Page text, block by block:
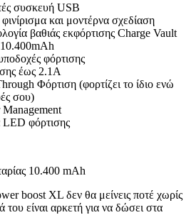
συσκευή USB
και μοντέρνα σχεδίαση
βαθιάς εκφόρτισης Charge Vault
10.400mAh
φόρτισης
έως 2.1A
Φόρτιση (φορτίζει το ίδιο ενώ
σου)
LED φόρτισης
10.400 mAh
boost XL δεν θα μείνεις ποτέ χωρίς
είναι αρκετή για να δώσει στα